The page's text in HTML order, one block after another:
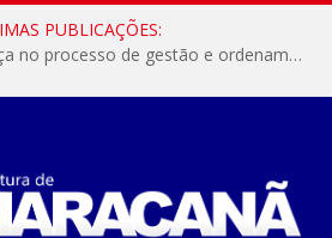
PUBLICAÇÕES:
Resex Maracanã avança no processo de gestão e ordenamento do turismo em nossas áreas protegidas.